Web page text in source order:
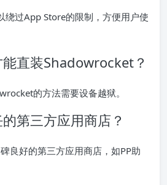
绕过App Store的限制，方便用户使
直装Shadowrocket？
的方法需要设备越狱。
第三方应用商店？
良好的第三方应用商店，如PP助